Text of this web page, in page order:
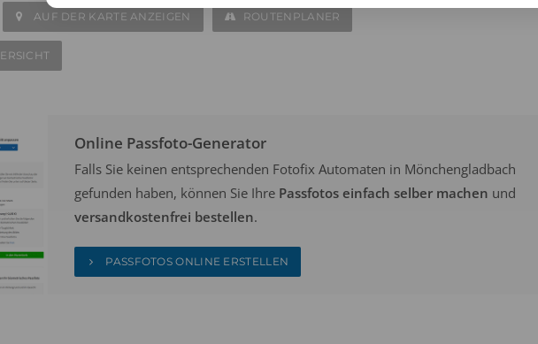
AUF DER KARTE ANZEIGEN ROUTENPLANER
Online Passfoto-Generator
Falls Sie keinen entsprechenden Fotofix Automaten in Mönchengladbach
gefunden haben, können Sie Ihre Passfotos einfach selber machen und
versandkostenfrei bestellen.
PASSFOTOS ONLINE ERSTELLEN